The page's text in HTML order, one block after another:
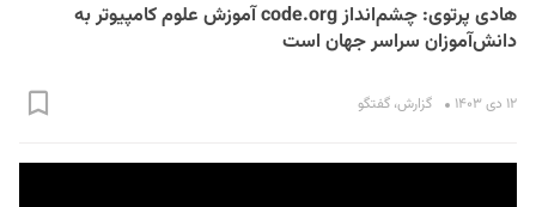
هادی پرتوی: چشم‌انداز code.org آموزش علوم کامپیوتر به
دانش‌آموزان سراسر جهان است
۱۲ دی ۱۴۰۳ گزارش، گفتگو